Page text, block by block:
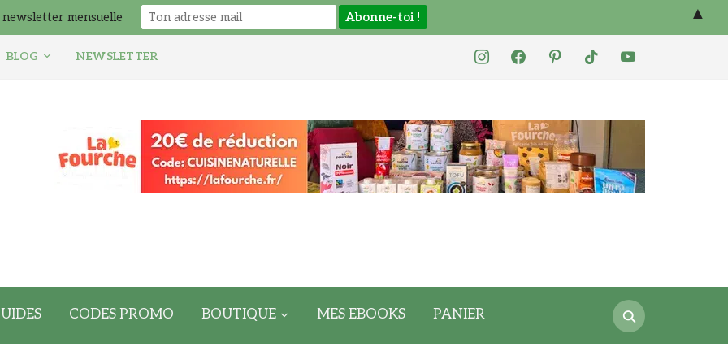
instagramfacebookpinteresttiktok youtube
BLOG NEWSLETTER
Search
for:
CODES PROMO BOUTIQUE MES EBOOKS PANIER
newsletter mensuelle ▲